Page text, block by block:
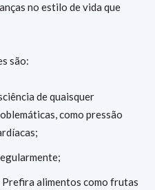
no estilo de vida que
são:
de quaisquer
como pressão
alimentos como frutas